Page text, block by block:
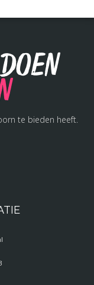
te bieden heeft.